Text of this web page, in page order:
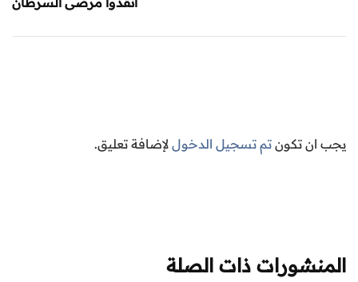
يجب ان تكون تم تسجيل الدخول لإضافة تعليق.
المنشورات ذات الصلة